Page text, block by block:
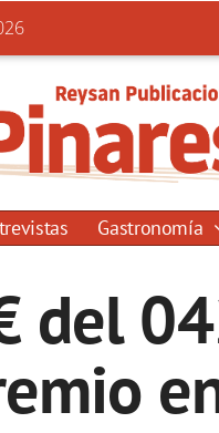
Gastronomía
del